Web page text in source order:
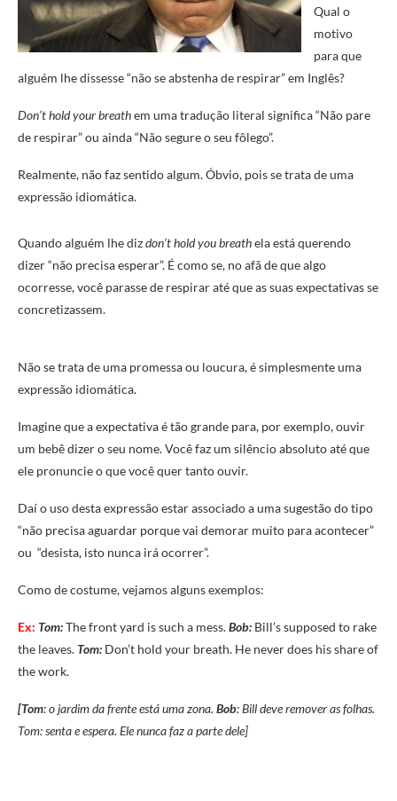
Qual o
motivo
para que
alguém lhe dissesse “não se abstenha de respirar” em Inglês?
Don’t hold your breathem uma tradução literal significa “Não pare
de respirar” ou ainda “Não segure o seu fôlego”.
Realmente, não faz sentido algum. Óbvio, pois se trata de uma
expressão idiomática.
Quando alguém lhe dizdon’t hold you breathela está querendo
dizer “não precisa esperar”. É como se, no afã de que algo
ocorresse, você parasse de respirar até que as suas expectativas se
concretizassem.
Não se trata de uma promessa ou loucura, é simplesmente uma
expressão idiomática.
Imagine que a expectativa é tão grande para, por exemplo, ouvir
um bebê dizer o seu nome. Você faz um silêncio absoluto até que
ele pronuncie o que você quer tanto ouvir.
Daí o uso desta expressão estar associado a uma sugestão do tipo
“não precisa aguardar porque vai demorar muito para acontecer”
ou “desista, isto nunca irá ocorrer”.
Como de costume, vejamos alguns exemplos:
Ex: Tom:The front yard is such a mess.Bob: Bill’s supposed to rake
the leaves. Tom: Don’t hold your breath. He never does his share of
the work.
[Tom: o jardim da frente está uma zona. Bob: Bill deve remover as folhas.
Tom: senta e espera. Ele nunca faz a parte dele]